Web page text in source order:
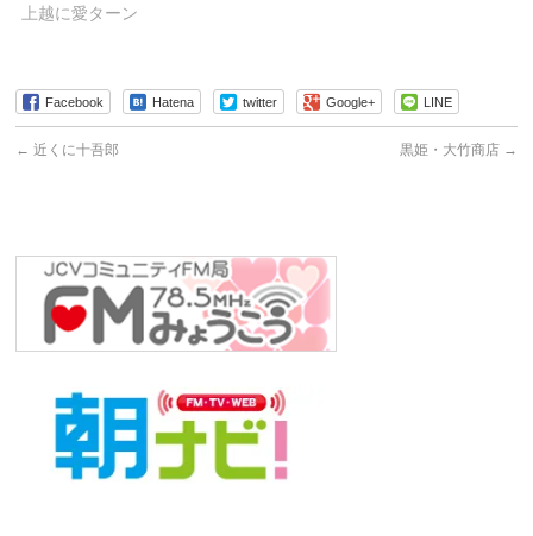
上越に愛ターン
Facebook Hatena twitter Google+ LINE
← 近くに十吾郎 黒姫・大竹商店 →